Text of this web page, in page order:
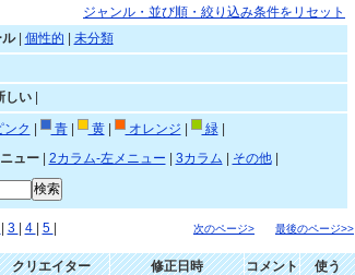
ジャンル・並び順・絞り込み条件をリセット
| 個性的
未分類
しい|
ク 青| 黄| オレンジ 緑|
ュー| 2カラム-左メニュー 3カラム その他|
3 4 5 次のページ> 最後のページ>>
クリエイター 修正日時 コメント 使う